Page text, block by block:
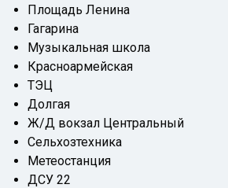
Площадь Ленина
Гагарина
Музыкальная школа
Красноармейская
ТЭЦ
Долгая
Ж/Д вокзал Центральный
Сельхозтехника
Метеостанция
ДСУ 22